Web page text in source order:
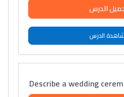
الدرس
الدرس
Describe a wedding